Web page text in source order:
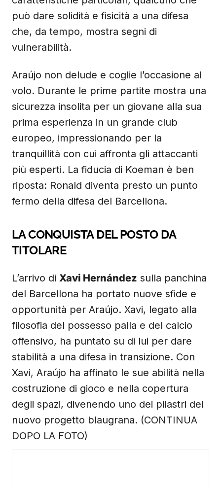
può dare solidità e fisicità a una difesa
che, da tempo, mostra segni di
vulnerabilità.
Araújo non delude e coglie l’occasione al
volo. Durante le prime partite mostra una
sicurezza insolita per un giovane alla sua
prima esperienza in un grande club
europeo, impressionando per la
tranquillità con cui affronta gli attaccanti
più esperti. La fiducia di Koeman è ben
riposta: Ronald diventa presto un punto
fermo della difesa del Barcellona.
LA CONQUISTA DEL POSTO DA
TITOLARE
L’arrivo di Xavi Hernández sulla panchina
del Barcellona ha portato nuove sfide e
opportunità per Araújo. Xavi, legato alla
filosofia del possesso palla e del calcio
offensivo, ha puntato su di lui per dare
stabilità a una difesa in transizione. Con
Xavi, Araújo ha affinato le sue abilità nella
costruzione di gioco e nella copertura
degli spazi, divenendo uno dei pilastri del
nuovo progetto blaugrana. (CONTINUA
DOPO LA FOTO)